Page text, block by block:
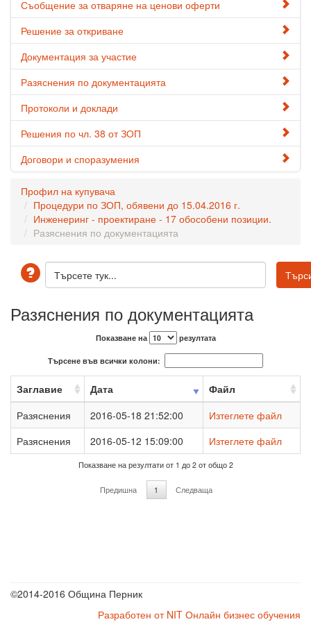
Съобщение за отваряне на ценови оферти
Решение за откриване
Документация за участие
Разяснения по документацията
Протоколи и доклади
Решения по чл. 38 от ЗОП
Договори и споразумения
Профил на купувача
Процедури по ЗОП, обявени до 15.04.2016 г.
Инженеринг - проектиране - 17 обособени позиции.
Разяснения по документацията
Разяснения по документацията
Показване на резултата
Търсене във всички колони:
Заглавие Дата
Файл
Разяснения
2016-05-18 21:52:00
Изтеглете файл
Разяснения
2016-05-12 15:09:00 Изтеглете файл
Показване на резултати от 1 до 2 от общо 2
Предишна 1 Следваща
©2014-2016 Община Перник
Разработен от NIT Онлайн бизнес обучения